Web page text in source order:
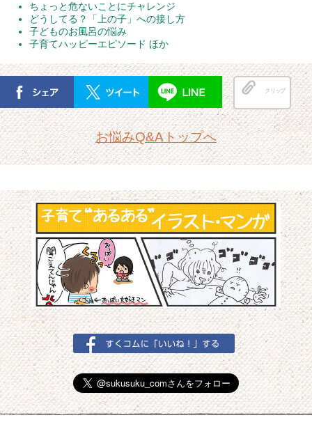
ちょっと危ないことにチャレンジ
どうしてる？「上の子」への接し方
子どものお風呂の悩み
子育てハッピーエピソード ほか
クリップ
お悩みQ&Aトップへ